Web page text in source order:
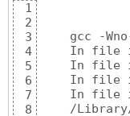
1
2
3
4
5
6
7
8
gcc -
In file
In file
In file
In file
/